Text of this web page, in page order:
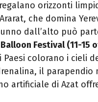
orizzonti
che domina
dall’alto può
Festival (11-15
Paesi colorano i cieli
il
artificiale di Azat